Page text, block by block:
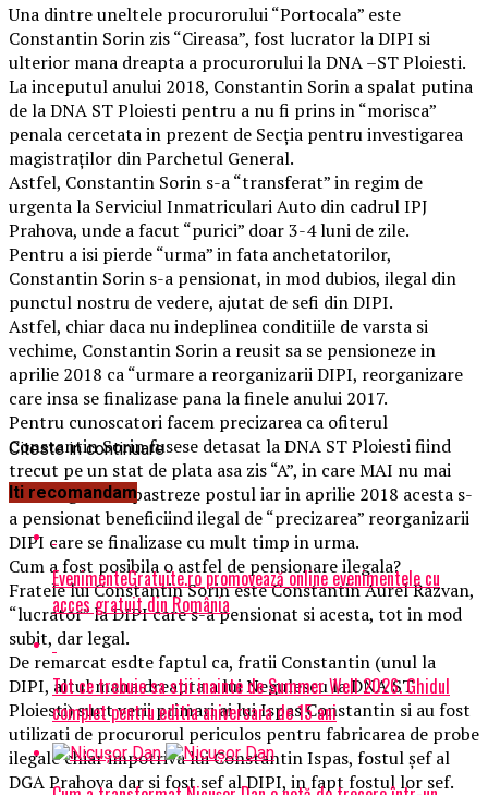
Una dintre uneltele procurorului “Portocala” este
Constantin Sorin zis “Cireasa”, fost lucrator la DIPI si
ulterior mana dreapta a procurorului la DNA –ST Ploiesti.
La inceputul anului 2018, Constantin Sorin a spalat putina
de la DNA ST Ploiesti pentru a nu fi prins in “morisca”
penala cercetata in prezent de Secţia pentru investigarea
magistraţilor din Parchetul General.
Astfel, Constantin Sorin s-a “transferat” in regim de
urgenta la Serviciul Inmatriculari Auto din cadrul IPJ
Prahova, unde a facut “purici” doar 3-4 luni de zile.
Pentru a isi pierde “urma” in fata anchetatorilor,
Constantin Sorin s-a pensionat, in mod dubios, ilegal din
punctul nostru de vedere, ajutat de sefi din DIPI.
Astfel, chiar daca nu indeplinea conditiile de varsta si
vechime, Constantin Sorin a reusit sa se pensioneze in
aprilie 2018 ca “urmare a reorganizarii DIPI, reorganizare
care insa se finalizase pana la finele anului 2017.
Pentru cunoscatori facem precizarea ca ofiterul
Constantin Sorin fusese detasat la DNA ST Ploiesti fiind
trecut pe un stat de plata asa zis “A”, in care MAI nu mai
era obligat sa ii pastreze postul iar in aprilie 2018 acesta s-
a pensionat beneficiind ilegal de “precizarea” reorganizarii
DIPI care se finalizase cu mult timp in urma.
Cum a fost posibila o astfel de pensionare ilegala?
Fratele lui Constantin Sorin este Constantin Aurel Razvan,
“lucrator” la DIPI care s-a pensionat si acesta, tot in mod
subit, dar legal.
De remarcat esdte faptul ca, fratii Constantin (unul la
DIPI, altul mana dreapta a lui Negulescu la DNA ST
Ploiesti) sunt verii primari ai lui Ispas Constantin si au fost
utilizati de procurorul periculos pentru fabricarea de probe
ilegale chiar impotriva lui Constantin Ispas, fostul șef al
DGA Prahova dar si fost sef al DIPI, in fapt fostul lor sef.
Citeste in continuare
Iti recomandam
EvenimenteGratuite.ro promovează online evenimentele cu
acces gratuit din România
Tot ce trebuie sa stii inainte de Summer Well 2026. Ghidul
complet pentru editia aniversara de 15 ani